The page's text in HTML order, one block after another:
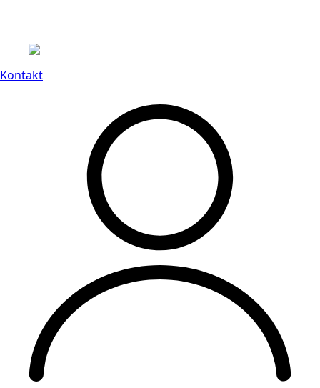
Kontakt